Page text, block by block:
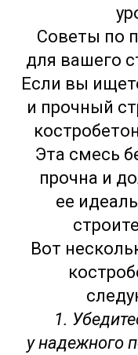
Советы по
для вашего
Если вы
и прочный
Эта смесь
прочна и
ее
Вот
1.
у надежного